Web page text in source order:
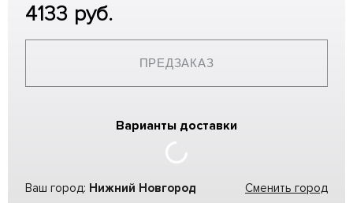
4133 руб.
ПРЕДЗАКАЗ
Варианты доставки
Ваш город: Нижний Новгород Сменить город